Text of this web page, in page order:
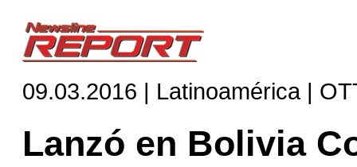
09.03.2016 | Latinoamérica |
Lanzó en Bolivia